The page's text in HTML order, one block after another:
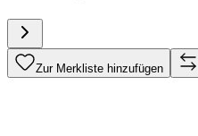
Zur Merkliste hinzufügen